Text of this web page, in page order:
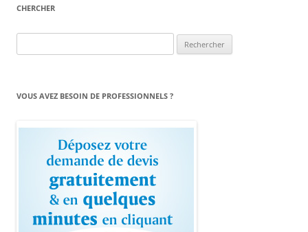
CHERCHER
VOUS AVEZ BESOIN DE PROFESSIONNELS ?